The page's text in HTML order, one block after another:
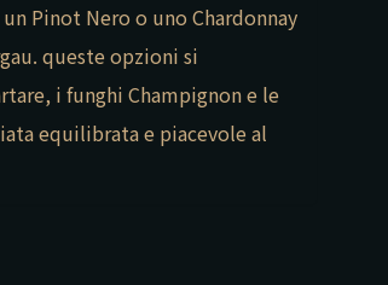
Pinot Nero o uno Chardonnay
queste opzioni si
i funghi Champignon e le
equilibrata e piacevole al